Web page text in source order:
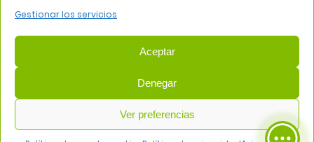
Gestionar los servicios
Aceptar
Denegar
Ver preferencias
PLAZA DE ALUCHE— NIF: H81419202
Avda. de los Poblados, 58, 28044 Madrid | Tel: 915090934 | Email: